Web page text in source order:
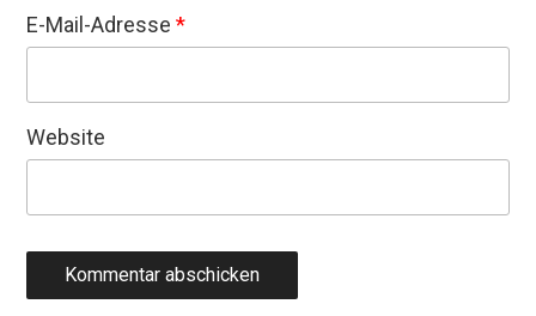
E-Mail-Adresse*
Website